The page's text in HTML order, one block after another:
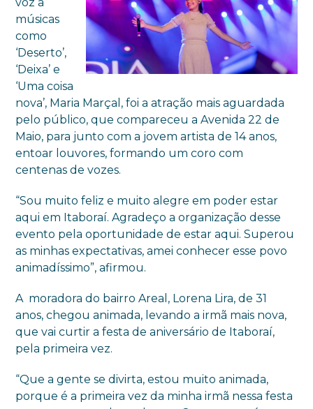
músicas
como
‘Deserto’,
‘Deixa’ e
‘Uma coisa
nova’, Maria Marçal, foi a atração mais aguardada
pelo público, que compareceu a Avenida 22 de
Maio, para junto com a jovem artista de 14 anos,
entoar louvores, formando um coro com
centenas de vozes.
“Sou muito feliz e muito alegre em poder estar
aqui em Itaboraí. Agradeço a organização desse
evento pela oportunidade de estar aqui. Superou
as minhas expectativas, amei conhecer esse povo
animadíssimo”, afirmou.
A moradora do bairro Areal, Lorena Lira, de 31
anos, chegou animada, levando a irmã mais nova,
que vai curtir a festa de aniversário de Itaboraí,
pela primeira vez.
“Que a gente se divirta, estou muito animada,
porque é a primeira vez da minha irmã nessa festa